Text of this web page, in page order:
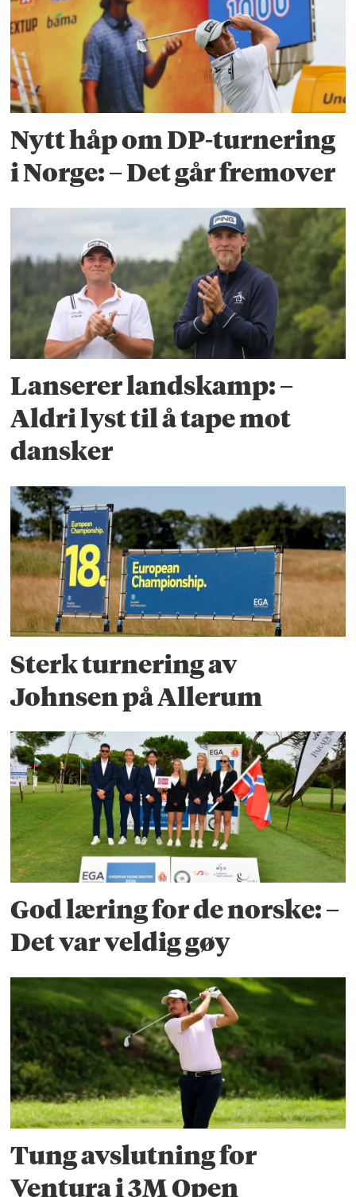
Nytt håp om DP-turnering
i Norge: – Det går fremover
Lanserer landskamp: –
Aldri lyst til å tape mot
dansker
Sterk turnering av
Johnsen på Allerum
God læring for de norske: –
Det var veldig gøy
Tung avslutning for
Ventura i 3M Open